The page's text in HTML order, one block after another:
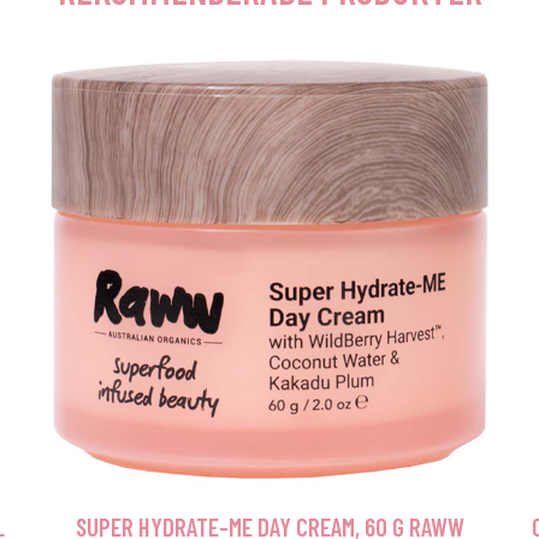
SUPER HYDRATE-ME DAY CREAM, 60 G RAWW